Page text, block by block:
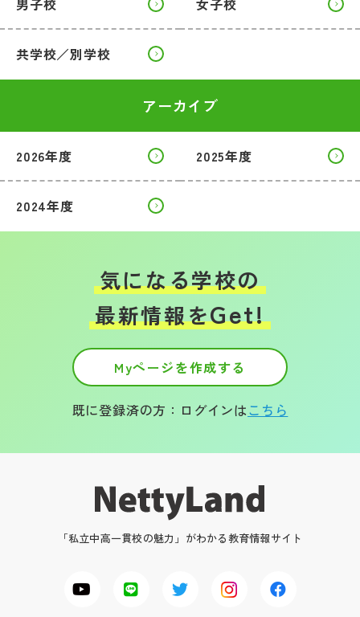
男子校 女子校
共学校／別学校
アーカイブ
2026年度 2025年度
2024年度
気になる学校の
最新情報をGet!
Myページを作成する
既に登録済の方：ログインはこちら
「私立中高一貫校の魅力」がわかる教育情報サイト